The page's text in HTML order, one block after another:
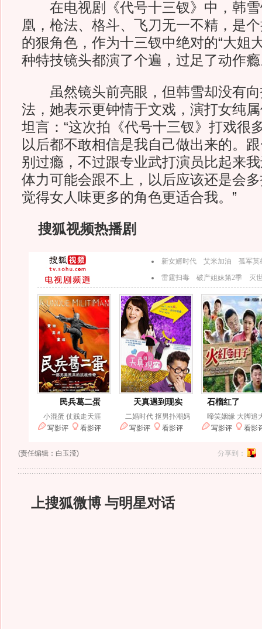
在电视剧《代号十三钗》中，韩雪
凰，枪法、格斗、飞刀无一不精，是
的狠角色，作为十三钗中绝对的“大姐
种特技镜头都演了个遍，过足了动作
虽然镜头前亮眼，但韩雪却没有向
法，她表示更钟情于文戏，演打女纯属
坦言：“这次拍《代号十三钗》打戏很
以后都不敢相信是我自己做出来的。
别过瘾，不过跟专业武打演员比起来
体力可能会跟不上，以后应该还是会
觉得女人味更多的角色更适合我。”
搜狐视频热播剧
(责任编辑：白玉滢) 分享到：
上搜狐微博 与明星对话